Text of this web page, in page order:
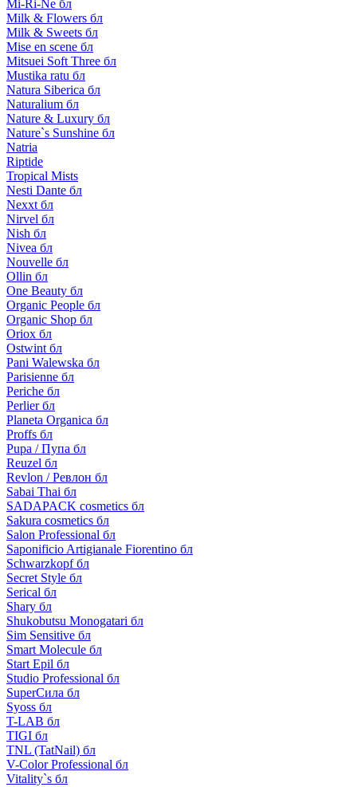
Mi-Ri-Ne бл
Milk & Flowers бл
Milk & Sweets бл
Mise en scene бл
Mitsuei Soft Three бл
Mustika ratu бл
Natura Siberica бл
Naturalium бл
Nature & Luxury бл
Nature`s Sunshine бл
Natria
Riptide
Tropical Mists
Nesti Dante бл
Nexxt бл
Nirvel бл
Nish бл
Nivea бл
Nouvelle бл
Ollin бл
One Beauty бл
Organic People бл
Organic Shop бл
Oriox бл
Ostwint бл
Pani Walewska бл
Parisienne бл
Periche бл
Perlier бл
Planeta Organica бл
Proffs бл
Pupa / Пупа бл
Reuzel бл
Revlon / Ревлон бл
Sabai Thai бл
SADAPACK cosmetics бл
Sakura cosmetics бл
Salon Professional бл
Saponificio Artigianale Fiorentino бл
Schwarzkopf бл
Secret Style бл
Serical бл
Shary бл
Shukobutsu Monogatari бл
Sim Sensitive бл
Smart Molecule бл
Start Epil бл
Studio Professional бл
SuperСила бл
Syoss бл
T-LAB бл
TIGI бл
TNL (TatNail) бл
V-Color Professional бл
Vitality`s бл